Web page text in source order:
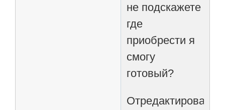
не подскажете
где
приобрести я
смогу
готовый?
Отредактировано